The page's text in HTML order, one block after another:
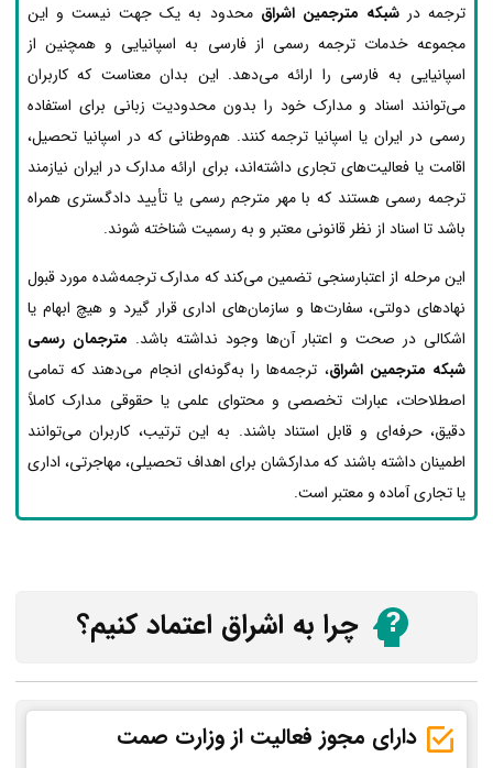
ترجمه درشبکه مترجمین اشراق محدود به یک جهت نیست و این
مجموعه خدمات ترجمه رسمی از فارسی به اسپانیایی و همچنین از
اسپانیایی به فارسی را ارائه می‌دهد. این بدان معناست که کاربران
می‌توانند اسناد و مدارک خود را بدون محدودیت زبانی برای استفاده
رسمی در ایران یا اسپانیا ترجمه کنند. هم‌وطنانی که در اسپانیا تحصیل،
اقامت یا فعالیت‌های تجاری داشته‌اند، برای ارائه مدارک در ایران نیازمند
ترجمه رسمی هستند که با مهر مترجم رسمی یا تأیید دادگستری همراه
باشد تا اسناد از نظر قانونی معتبر و به رسمیت شناخته شوند.
این مرحله از اعتبارسنجی تضمین می‌کند که مدارک ترجمه‌شده مورد قبول
نهادهای دولتی، سفارت‌ها و سازمان‌های اداری قرار گیرد و هیچ ابهام یا
اشکالی در صحت و اعتبار آن‌ها وجود نداشته باشد. مترجمان رسمی
شبکه مترجمین اشراق، ترجمه‌ها را به‌گونه‌ای انجام می‌دهند که تمامی
اصطلاحات، عبارات تخصصی و محتوای علمی یا حقوقی مدارک کاملاً
دقیق، حرفه‌ای و قابل استناد باشند. به این ترتیب، کاربران می‌توانند
اطمینان داشته باشند که مدارکشان برای اهداف تحصیلی، مهاجرتی، اداری
یا تجاری آماده و معتبر است.
چرا به اشراق اعتماد کنیم؟
دارای مجوز فعالیت از وزارت صمت